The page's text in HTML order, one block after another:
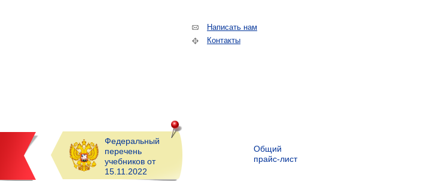
Написать нам
Контакты
Федеральный
перечень
учебников от
15.11.2022
Общий
прайс-лист